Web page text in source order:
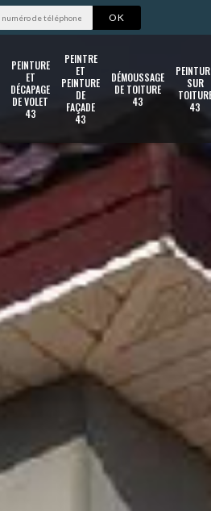
PEINTURE
ET
DÉCAPAGE
DE VOLET
43
PEINTRE
ET
PEINTURE
DE
FAÇADE
43
DÉMOUSSAGE
DE TOITURE
43
SUR
43